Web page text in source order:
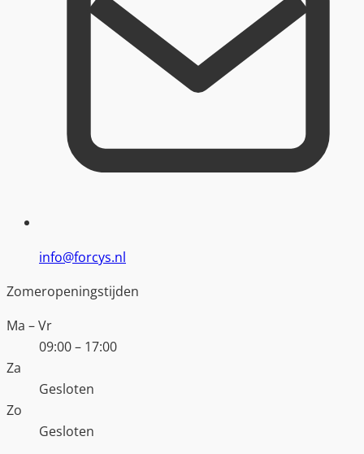
info@forcys.nl
Zomeropeningstijden
Ma – Vr
09:00 – 17:00
Za
Gesloten
Zo
Gesloten